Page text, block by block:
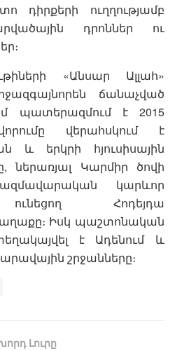
դիրքերի ուղղությամբ
դրոններ ու
«Անսար Ալլահ»
ճանաչված
պատերազմում է 2015
վերահսկում է
և երկրի հյուսիսային
Կարմիր ծովի
կարևոր
ունեցող Հոդեյդա
Իսկ պաշտոնական
է Ադենում և
շրջանները։
Լուրը